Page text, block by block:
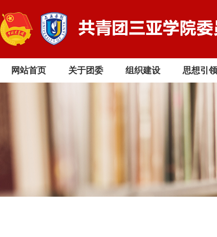
网站首页 关于团委 组织建设 思想引领